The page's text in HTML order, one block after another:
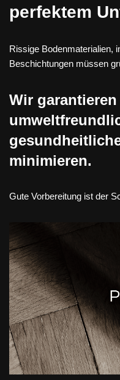
perfektem
Rissige Bodenmaterialien,
Beschichtungen müssen
Wir
minimieren.
Gute Vorbereitung ist der